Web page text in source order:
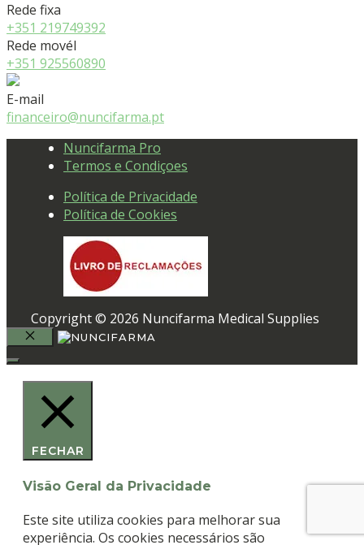
Rede fixa
+351 219749392
Rede movél
+351 925560890
E-mail
financeiro@nuncifarma.pt
Nuncifarma Pro
Termos e Condiçoes
Política de Privacidade
Política de Cookies
Copyright © 2026 Nuncifarma Medical Supplies
FECHAR
Visão Geral da Privacidade
Este site utiliza cookies para melhorar sua
experiência. Os cookies necessários são